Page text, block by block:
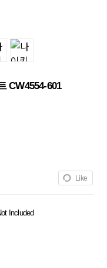
CW4554-601
Like
Included